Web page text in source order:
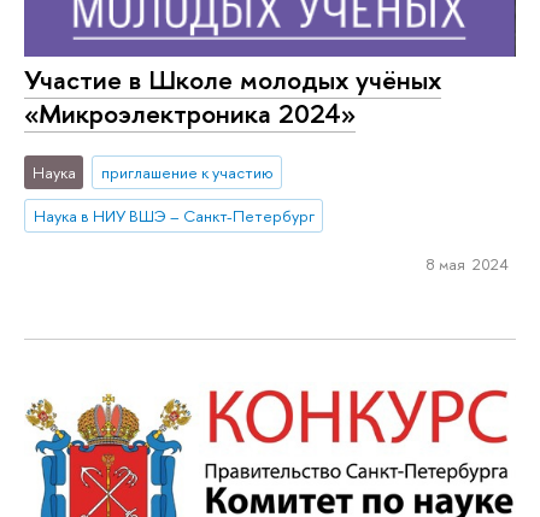
Участие в Школе молодых учёных
«Микроэлектроника 2024»
Наука
приглашение к участию
Наука в НИУ ВШЭ – Санкт-Петербург
8 мая 2024